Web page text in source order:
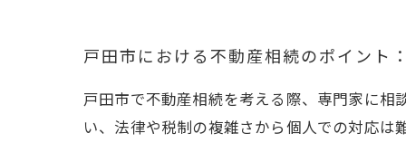
戸田市における不動産相続のポイント
戸田市で不動産相続を考える際、専門家に相
い、法律や税制の複雑さから個人での対応は